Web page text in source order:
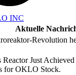
INC
Aktuelle
Revolution
Reactor Just
for OKLO Stock.